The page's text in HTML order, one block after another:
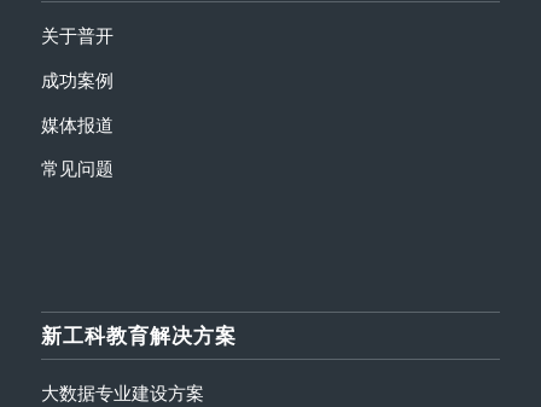
关于普开
成功案例
媒体报道
常见问题
新工科教育解决方案
大数据专业建设方案